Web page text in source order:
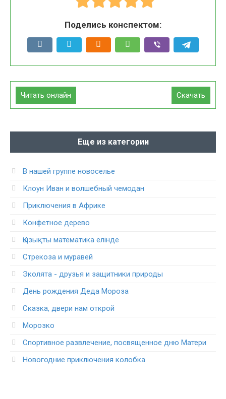
Поделись конспектом:
Скачать
Читать онлайн
Еще из категории
В нашей группе новоселье
Клоун Иван и волшебный чемодан
Приключения в Африке
Конфетное дерево
Қызықты математика елінде
Стрекоза и муравей
Эколята - друзья и защитники природы
День рождения Деда Мороза
Сказка, двери нам открой
Морозко
Спортивное развлечение, посвященное дню Матери
Новогодние приключения колобка